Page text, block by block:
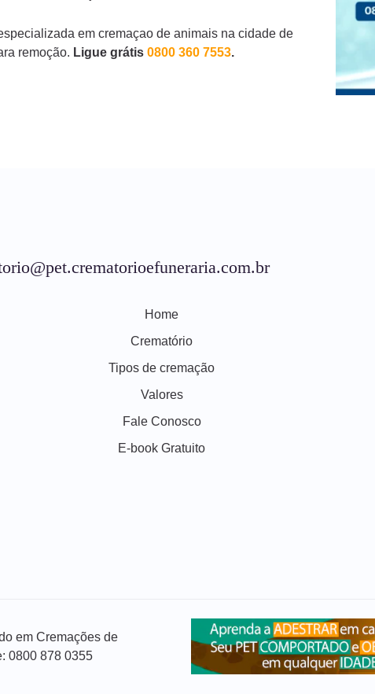
em cremaçao de animais na cidade de
remoção. Ligue grátis 0800 360 7553.
Home
Crematório
Tipos de cremação
Valores
Fale Conosco
E-book Gratuito
em Cremações de
0800 878 0355